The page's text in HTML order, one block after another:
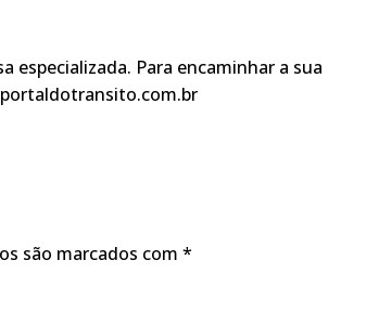
especializada. Para encaminhar a sua
são marcados com *